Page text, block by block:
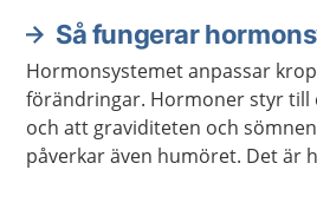
Så fungerar
Hormonsystemet anpassar
förändringar. Hormoner styr till
och att graviditeten och
påverkar även humöret. Det är